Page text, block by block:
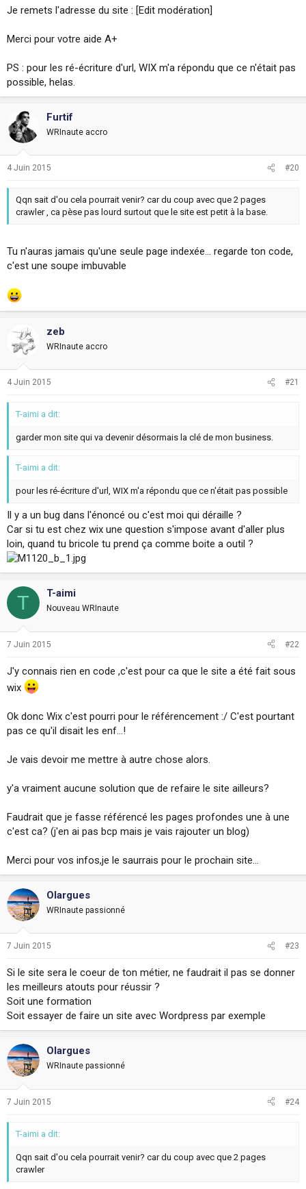
Je remets l'adresse du site : [Edit modération]
Merci pour votre aide A+
PS : pour les ré-écriture d'url, WIX m'a répondu que ce n'était pas
possible, helas.
Furtif
WRInaute accro
4 Juin 2015 #20
Qqn sait d'ou cela pourrait venir? car du coup avec que 2 pages
crawler , ca pèse pas lourd surtout que le site est petit à la base.
Tu n'auras jamais qu'une seule page indexée... regarde ton code,
c'est une soupe imbuvable
zeb
WRInaute accro
4 Juin 2015 #21
T-aimi a dit:
garder mon site qui va devenir désormais la clé de mon business.
T-aimi a dit:
pour les ré-écriture d'url, WIX m'a répondu que ce n'était pas possible
Il y a un bug dans l'énoncé ou c'est moi qui déraille ?
Car si tu est chez wix une question s'impose avant d'aller plus
loin, quand tu bricole tu prend ça comme boite a outil ?
T T-aimi
Nouveau WRInaute
7 Juin 2015 #22
J'y connais rien en code ,c'est pour ca que le site a été fait sous
wix
Ok donc Wix c'est pourri pour le référencement :/ C'est pourtant
pas ce qu'il disait les enf...!
Je vais devoir me mettre à autre chose alors.
y'a vraiment aucune solution que de refaire le site ailleurs?
Faudrait que je fasse référencé les pages profondes une à une
c'est ca? (j'en ai pas bcp mais je vais rajouter un blog)
Merci pour vos infos,je le saurrais pour le prochain site...
Olargues
WRInaute passionné
7 Juin 2015 #23
Si le site sera le coeur de ton métier, ne faudrait il pas se donner
les meilleurs atouts pour réussir ?
Soit une formation
Soit essayer de faire un site avec Wordpress par exemple
Olargues
WRInaute passionné
7 Juin 2015 #24
T-aimi a dit:
Qqn sait d'ou cela pourrait venir? car du coup avec que 2 pages
crawler